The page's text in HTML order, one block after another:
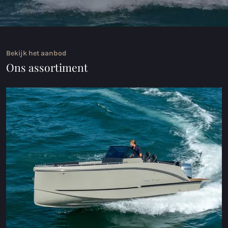
Maxima 35
Alle Coastal modellen
Maxima 490
Maxima 550
Maxima 600
Maxima 620 Retro MC
Maxima 630 NEW
Maxima 720 retro
Bekijk het aanbod
Ons assortiment